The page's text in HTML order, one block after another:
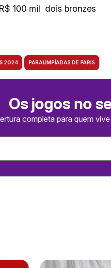
100 mil  dois bronzes
2024 PARALIMPÍADAS DE PARIS
Os jogos no
completa para quem